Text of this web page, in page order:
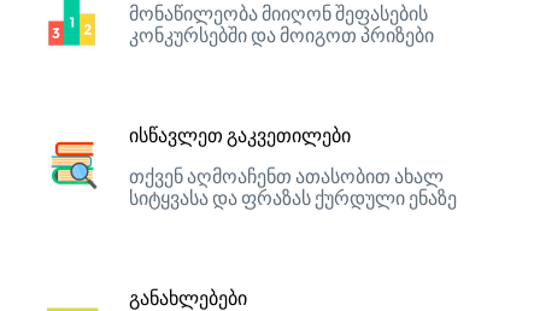
მონაწილეობა მიიღონ შეფასების
კონკურსებში და მოიგოთ პრიზები
ისწავლეთ გაკვეთილები
თქვენ აღმოაჩენთ ათასობით ახალ
სიტყვასა და ფრაზას ქურდული ენაზე
განახლებები